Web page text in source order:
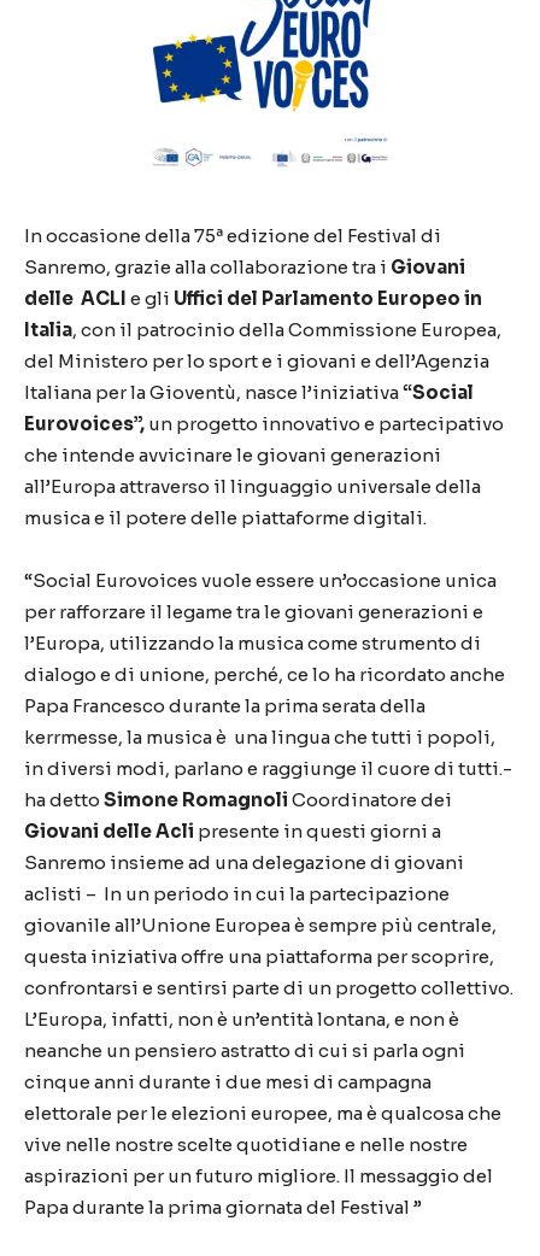
In occasione della 75ª edizione del Festival di
Sanremo, grazie alla collaborazione tra i Giovani
delle ACLI e gli Uffici del Parlamento Europeo in
Italia, con il patrocinio della Commissione Europea,
del Ministero per lo sport e i giovani e dell’Agenzia
Italiana per la Gioventù, nasce l’iniziativa“Social
Eurovoices”, un progetto innovativo e partecipativo
che intende avvicinare le giovani generazioni
all’Europa attraverso il linguaggio universale della
musica e il potere delle piattaforme digitali.
“Social Eurovoices vuole essere un’occasione unica
per rafforzare il legame tra le giovani generazioni e
l’Europa, utilizzando la musica come strumento di
dialogo e di unione, perché, ce lo ha ricordato anche
Papa Francesco durante la prima serata della
kerrmesse, la musica è una lingua che tutti i popoli,
in diversi modi, parlano e raggiunge il cuore di tutti.-
ha detto Simone Romagnoli Coordinatore dei
Giovani delle Acli presente in questi giorni a
Sanremo insieme ad una delegazione di giovani
aclisti – In un periodo in cui la partecipazione
giovanile all’Unione Europea è sempre più centrale,
questa iniziativa offre una piattaforma per scoprire,
confrontarsi e sentirsi parte di un progetto collettivo.
L’Europa, infatti, non è un’entità lontana, e non è
neanche un pensiero astratto di cui si parla ogni
cinque anni durante i due mesi di campagna
elettorale per le elezioni europee, ma è qualcosa che
vive nelle nostre scelte quotidiane e nelle nostre
aspirazioni per un futuro migliore. Il messaggio del
Papa durante la prima giornata del Festival ”